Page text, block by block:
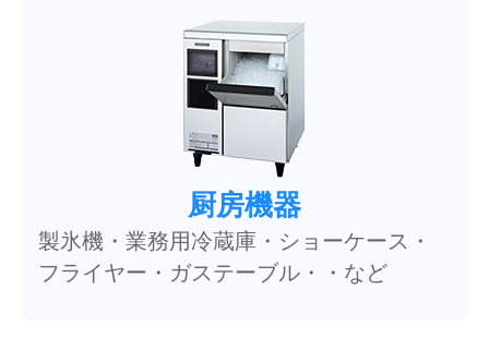
厨房機器
製氷機・業務用冷蔵庫・ショーケース・
フライヤー・ガステーブル・・など